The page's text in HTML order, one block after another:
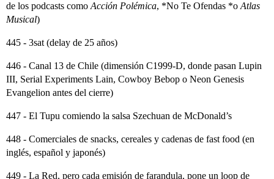
de los podcasts como Acción Polémica, *No Te Ofendas *o Atlas
Musical)
445 - 3sat (delay de 25 años)
446 - Canal 13 de Chile (dimensión C1999-D, donde pasan Lupin
III, Serial Experiments Lain, Cowboy Bebop o Neon Genesis
Evangelion antes del cierre)
447 - El Tupu comiendo la salsa Szechuan de McDonald’s
448 - Comerciales de snacks, cereales y cadenas de fast food (en
inglés, español y japonés)
449 - La Red, pero cada emisión de farandula, pone un loop de